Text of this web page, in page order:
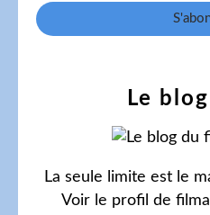
Le
La seule limite est le
Voir le profil de